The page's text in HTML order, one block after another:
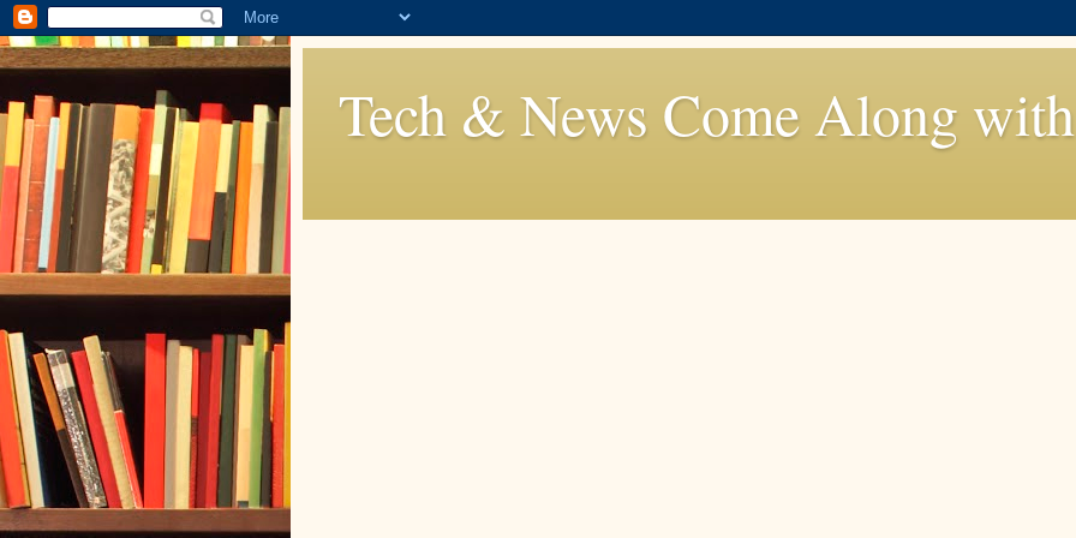
Tech & News Come Along